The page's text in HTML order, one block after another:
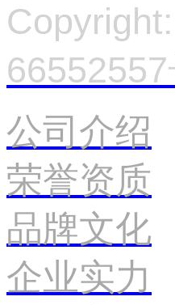
公司介绍
荣誉资质
品牌文化
企业实力